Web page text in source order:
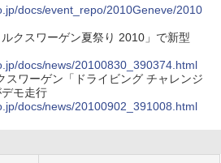
docs/event_repo/2010Geneve/2010
クスワーゲン夏祭り 2010」で新型
docs/news/20100830_390374.html
スワーゲン「ドライビング チャレンジ
モ走行
docs/news/20100902_391008.html